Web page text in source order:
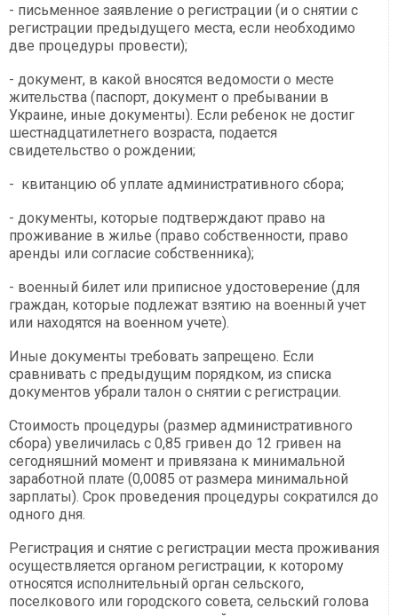
- письменное заявление о регистрации (и о снятии с
регистрации предыдущего места, если необходимо
две процедуры провести);
- документ, в какой вносятся ведомости о месте
жительства (паспорт, документ о пребывании в
Украине, иные документы). Если ребенок не достиг
шестнадцатилетнего возраста, подается
свидетельство о рождении;
- квитанцию об уплате административного сбора;
- документы, которые подтверждают право на
проживание в жилье (право собственности, право
аренды или согласие собственника);
- военный билет или приписное удостоверение (для
граждан, которые подлежат взятию на военный учет
или находятся на военном учете).
Иные документы требовать запрещено. Если
сравнивать с предыдущим порядком, из списка
документов убрали талон о снятии с регистрации.
Стоимость процедуры (размер административного
сбора) увеличилась с 0,85 гривен до 12 гривен на
сегодняшний момент и привязана к минимальной
заработной плате (0,0085 от размера минимальной
зарплаты). Срок проведения процедуры сократился до
одного дня.
Регистрация и снятие с регистрации места проживания
осуществляется органом регистрации, к которому
относятся исполнительный орган сельского,
поселкового или городского совета, сельский голова